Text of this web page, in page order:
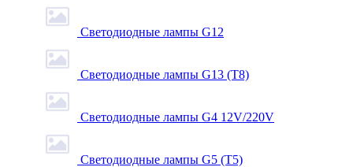
Светодиодные лампы G12
Светодиодные лампы G13 (T8)
Светодиодные лампы G4 12V/220V
Светодиодные лампы G5 (T5)